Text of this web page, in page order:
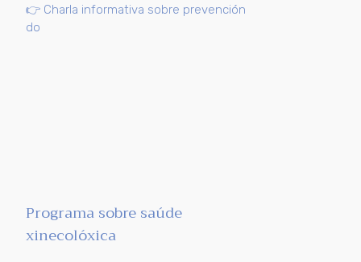
👉 Charla informativa sobre prevención
do
Programa sobre saúde
xinecolóxica